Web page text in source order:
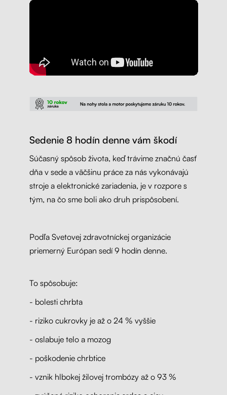
Sedenie 8 hodín denne vám škodí
Súčasný spôsob života, keď trávime značnú časť
dňa v sede a väčšinu práce za nás vykonávajú
stroje a elektronické zariadenia, je v rozpore s
tým, na čo sme boli ako druh prispôsobení.
Podľa Svetovej zdravotníckej organizácie
priemerný Európan sedí 9 hodín denne.
To spôsobuje:
- bolesti chrbta
- riziko cukrovky je až o 24 % vyššie
- oslabuje telo a mozog
- poškodenie chrbtice
- vznik hlbokej žilovej trombózy až o 93 %